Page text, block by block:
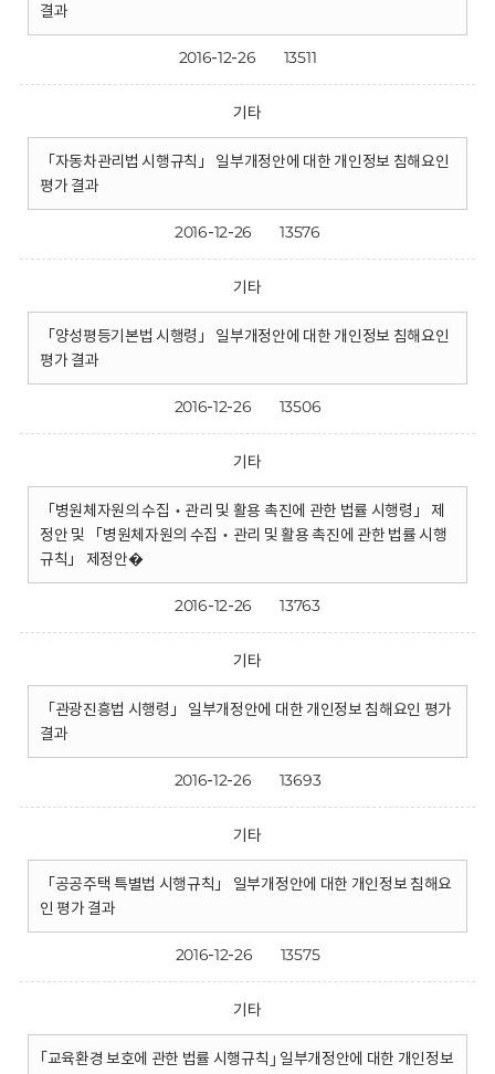
결과
2016-12-26 13511
기타
「자동차관리법 시행규칙」 일부개정안에 대한 개인정보 침해요인
평가 결과
2016-12-26 13576
기타
「양성평등기본법 시행령」 일부개정안에 대한 개인정보 침해요인
평가 결과
2016-12-26 13506
기타
「병원체자원의 수집‧관리 및 활용 촉진에 관한 법률 시행령」 제
정안 및 「병원체자원의 수집‧관리 및 활용 촉진에 관한 법률 시행
규칙」 제정안�
2016-12-26 13763
기타
「관광진흥법 시행령」 일부개정안에 대한 개인정보 침해요인 평가
결과
2016-12-26 13693
기타
「공공주택 특별법 시행규칙」 일부개정안에 대한 개인정보 침해요
인 평가 결과
2016-12-26 13575
기타
｢교육환경 보호에 관한 법률 시행규칙｣ 일부개정안에 대한 개인정보